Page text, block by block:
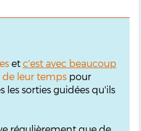
et c'est avec beaucoup
leur tempspour
sorties guidées qu'ils